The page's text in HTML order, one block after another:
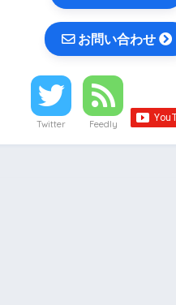
お問い合わせ
Twitter Feedly